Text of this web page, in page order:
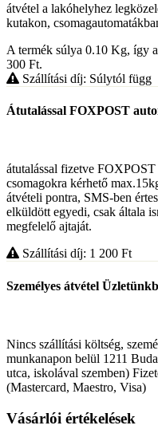
átvétel a lakóhelyhez
kutakon,
A termék súlya 0.10 Kg, így
300 Ft.
Szállítási díj: Súlytól függ
Átutalással FOXPOST
átutalással fizetve
csomagokra kérhető
átvételi pontra, SMS-ben
elküldött egyedi, csak általa
megfelelő ajtaját.
Szállítási díj: 1 200 Ft
Személyes átvétel
Nincs szállítási költség,
munkanapon belül 1211
utca, iskolával szemben)
(Mastercard, Maestro, Visa)
Vásárlói értékelések